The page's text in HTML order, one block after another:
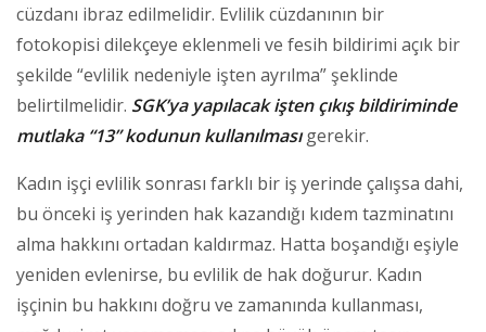
cüzdanı ibraz edilmelidir. Evlilik cüzdanının bir
fotokopisi dilekçeye eklenmeli ve fesih bildirimi açık bir
şekilde “evlilik nedeniyle işten ayrılma” şeklinde
belirtilmelidir. SGK’ya yapılacak işten çıkış bildiriminde
mutlaka “13” kodunun kullanılmasıgerekir.
Kadın işçi evlilik sonrası farklı bir iş yerinde çalışsa dahi,
bu önceki iş yerinden hak kazandığı kıdem tazminatını
alma hakkını ortadan kaldırmaz. Hatta boşandığı eşiyle
yeniden evlenirse, bu evlilik de hak doğurur. Kadın
işçinin bu hakkını doğru ve zamanında kullanması,